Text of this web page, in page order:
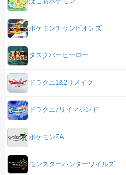
ポケモンチャンピオンズ
タスクバーヒーロー
ドラクエ1&2リメイク
ドラクエ7リイマジンド
ポケモンZA
モンスターハンターワイルズ